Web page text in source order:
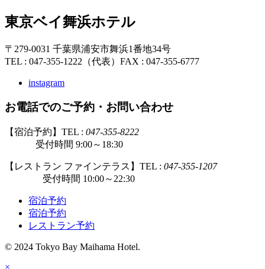
東京ベイ舞浜ホテル
〒279-0031 千葉県浦安市舞浜1番地34号
TEL : 047-355-1222（代表） FAX : 047-355-6777
instagram
お電話でのご予約・お問い合わせ
【宿泊予約】TEL : 047-355-8222
受付時間 9:00～18:30
【レストラン ファインテラス】TEL : 047-355-1207
受付時間 10:00～22:30
宿泊予約
宿泊予約
レストラン予約
© 2024 Tokyo Bay Maihama Hotel.
×